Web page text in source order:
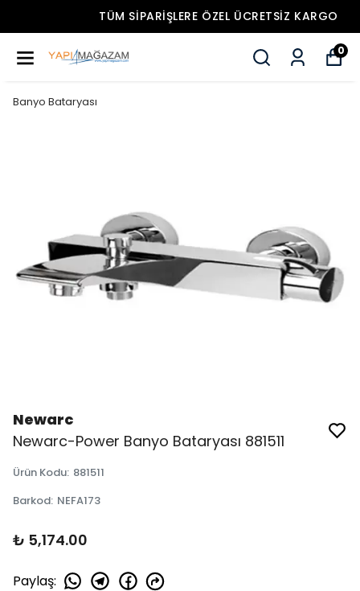
TÜM SIPARIŞLERE ÖZEL ÜCRETSIZ KARGO
0
Banyo Bataryası
Newarc
Newarc-Power Banyo Bataryası 881511
Ürün Kodu: 881511
Barkod: NEFA173
₺ 5,174.00
Paylaş: